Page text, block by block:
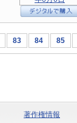
83 84 85
著作権情報